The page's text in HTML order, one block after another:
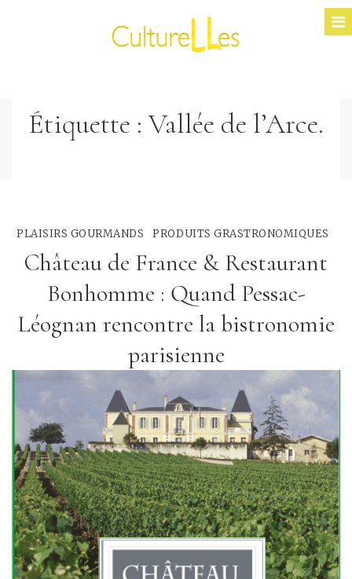
Étiquette :Vallée de l’Arce.
PLAISIRS GOURMANDS PRODUITS GRASTRONOMIQUES
Château de France & Restaurant
Bonhomme : Quand Pessac-
Léognan rencontre la bistronomie
parisienne